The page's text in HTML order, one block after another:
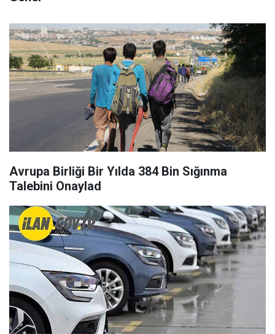
Avrupa Birliği Bir Yılda 384 Bin Sığınma
Talebini Onaylad